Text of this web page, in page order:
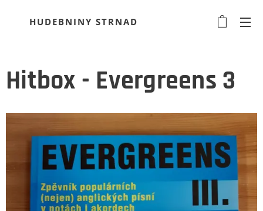
HUDEBNINY STRNAD
Hitbox - Evergreens 3